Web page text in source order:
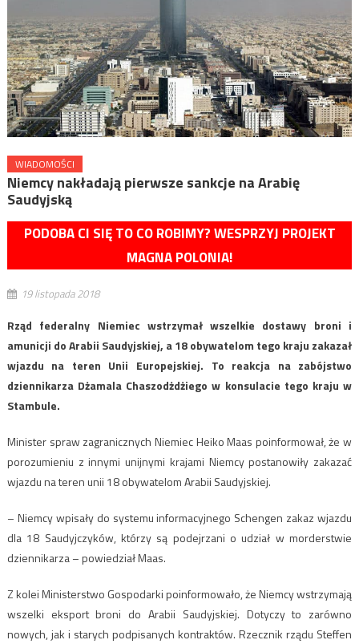
WIADOMOŚCI
Niemcy nakładają pierwsze sankcje na Arabię
Saudyjską
PODOBA CI SIĘ TO CO ROBIMY? WESPRZYJ PROJEKT
MAGNA POLONIA!
19 listopada 2018
Rząd federalny Niemiec wstrzymał wszelkie dostawy broni i
amunicji do Arabii Saudyjskiej, a 18 obywatelom tego kraju zakazał
wjazdu na teren Unii Europejskiej. To reakcja na zabójstwo
dziennikarza Dżamala Chaszodżdżiego w konsulacie tego kraju w
Stambule.
Minister spraw zagranicznych Niemiec Heiko Maas poinformował, że w
porozumieniu z innymi unijnymi krajami Niemcy postanowiły zakazać
wjazdu na teren unii 18 obywatelom Arabii Saudyjskiej.
– Niemcy wpisały do systemu informacyjnego Schengen zakaz wjazdu
dla 18 Saudyjczyków, którzy są podejrzani o udział w morderstwie
dziennikarza – powiedział Maas.
Z kolei Ministerstwo Gospodarki poinformowało, że Niemcy wstrzymają
wszelki eksport broni do Arabii Saudyjskiej. Dotyczy to zarówno
nowych, jak i starych podpisanych kontraktów. Rzecznik rządu Steffen